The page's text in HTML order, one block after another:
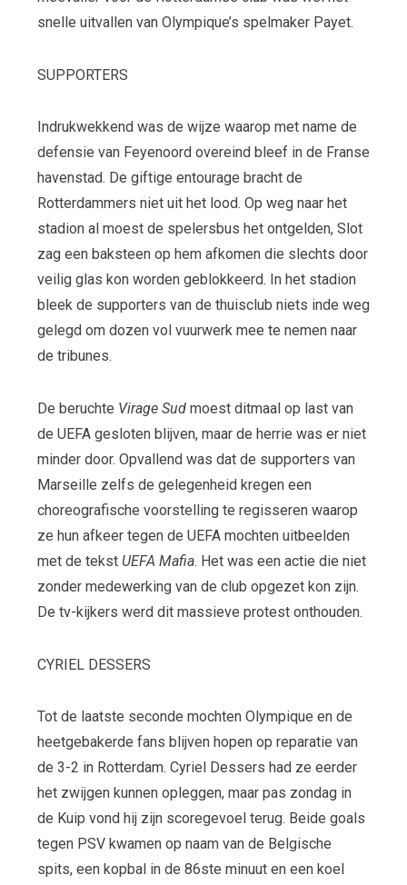
snelle uitvallen van Olympique’s spelmaker Payet.
SUPPORTERS
Indrukwekkend was de wijze waarop met name de
defensie van Feyenoord overeind bleef in de Franse
havenstad. De giftige entourage bracht de
Rotterdammers niet uit het lood. Op weg naar het
stadion al moest de spelersbus het ontgelden, Slot
zag een baksteen op hem afkomen die slechts door
veilig glas kon worden geblokkeerd. In het stadion
bleek de supporters van de thuisclub niets inde weg
gelegd om dozen vol vuurwerk mee te nemen naar
de tribunes.
De beruchte Virage Sudmoest ditmaal op last van
de UEFA gesloten blijven, maar de herrie was er niet
minder door. Opvallend was dat de supporters van
Marseille zelfs de gelegenheid kregen een
choreografische voorstelling te regisseren waarop
ze hun afkeer tegen de UEFA mochten uitbeelden
met de tekst UEFA Mafia. Het was een actie die niet
zonder medewerking van de club opgezet kon zijn.
De tv-kijkers werd dit massieve protest onthouden.
CYRIEL DESSERS
Tot de laatste seconde mochten Olympique en de
heetgebakerde fans blijven hopen op reparatie van
de 3-2 in Rotterdam. Cyriel Dessers had ze eerder
het zwijgen kunnen opleggen, maar pas zondag in
de Kuip vond hij zijn scoregevoel terug. Beide goals
tegen PSV kwamen op naam van de Belgische
spits, een kopbal in de 86ste minuut en een koel